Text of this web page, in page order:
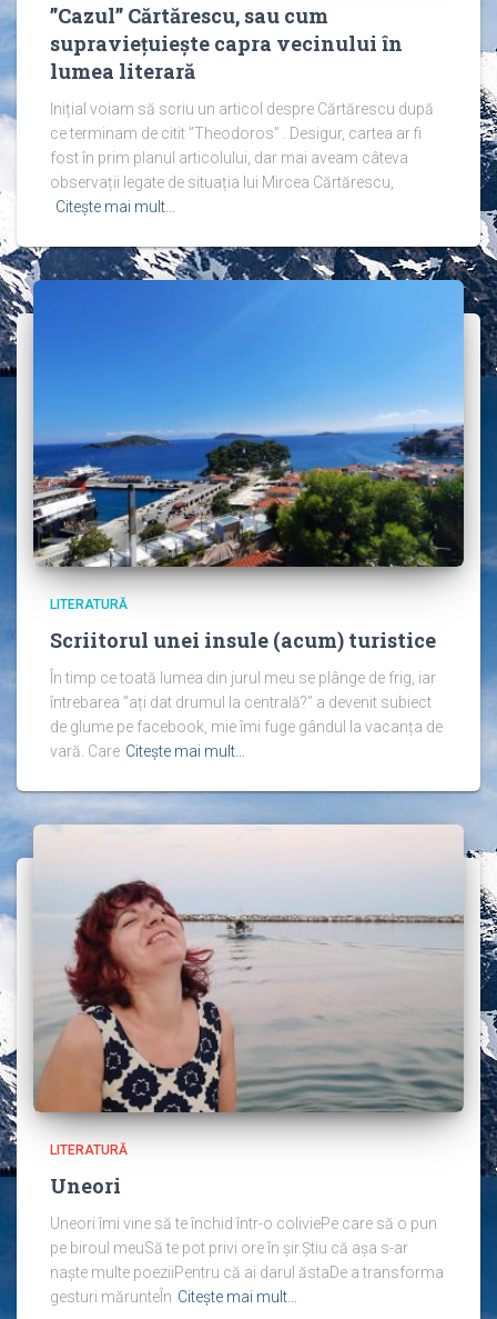
”Cazul” Cărtărescu, sau cum
supraviețuiește capra vecinului în
lumea literară
Inițial voiam să scriu un articol despre Cărtărescu după
ce terminam de citit ”Theodoros” . Desigur, cartea ar fi
fost în prim planul articolului, dar mai aveam câteva
observații legate de situația lui Mircea Cărtărescu,
Citește mai mult…
LITERATURĂ
Scriitorul unei insule (acum) turistice
În timp ce toată lumea din jurul meu se plânge de frig, iar
întrebarea ”ați dat drumul la centrală?” a devenit subiect
de glume pe facebook, mie îmi fuge gândul la vacanța de
vară. Care Citește mai mult…
LITERATURĂ
Uneori
Uneori îmi vine să te închid într-o coliviePe care să o pun
pe biroul meuSă te pot privi ore în șir.Știu că așa s-ar
naște multe poeziiPentru că ai darul ăstaDe a transforma
gesturi mărunteÎn Citește mai mult…